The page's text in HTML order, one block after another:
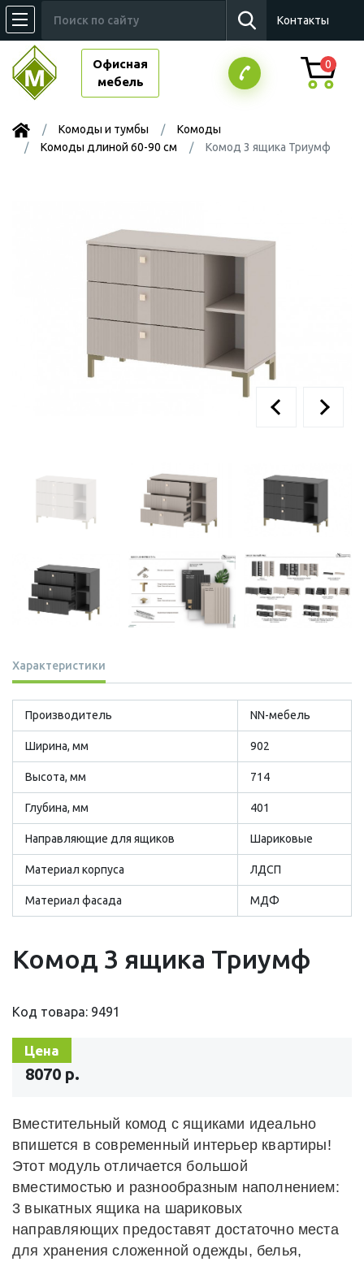
Контакты
Офисная
мебель
0
Комоды и тумбы
Комоды
Комоды длиной 60-90 см
Комод 3 ящика Триумф
Характеристики
Производитель NN-мебель
Ширина, мм 902
Высота, мм 714
Глубина, мм 401
Направляющие для ящиков Шариковые
Материал корпуса ЛДСП
Материал фасада МДФ
Комод 3 ящика Триумф
Код товара: 9491
Цена
8070 р.
Вместительный комод с ящиками идеально
впишется в современный интерьер квартиры!
Этот модуль отличается большой
вместимостью и разнообразным наполнением:
3 выкатных ящика на шариковых
направляющих предоставят достаточно места
для хранения сложенной одежды, белья,